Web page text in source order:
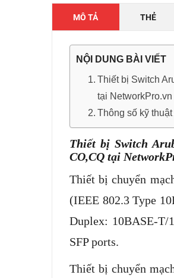
MÔ TẢ THẺ
NỘI DUNG BÀI VIẾT
Thiết bị Switch
tại NetworkPro.vn
Thông số kỹ
Thiết bị Switch
CO,CQ tại
Thiết bị chuyển
(IEEE 802.3 Type
Duplex: 10BASE-
SFP ports.
Thiết bị chuyển